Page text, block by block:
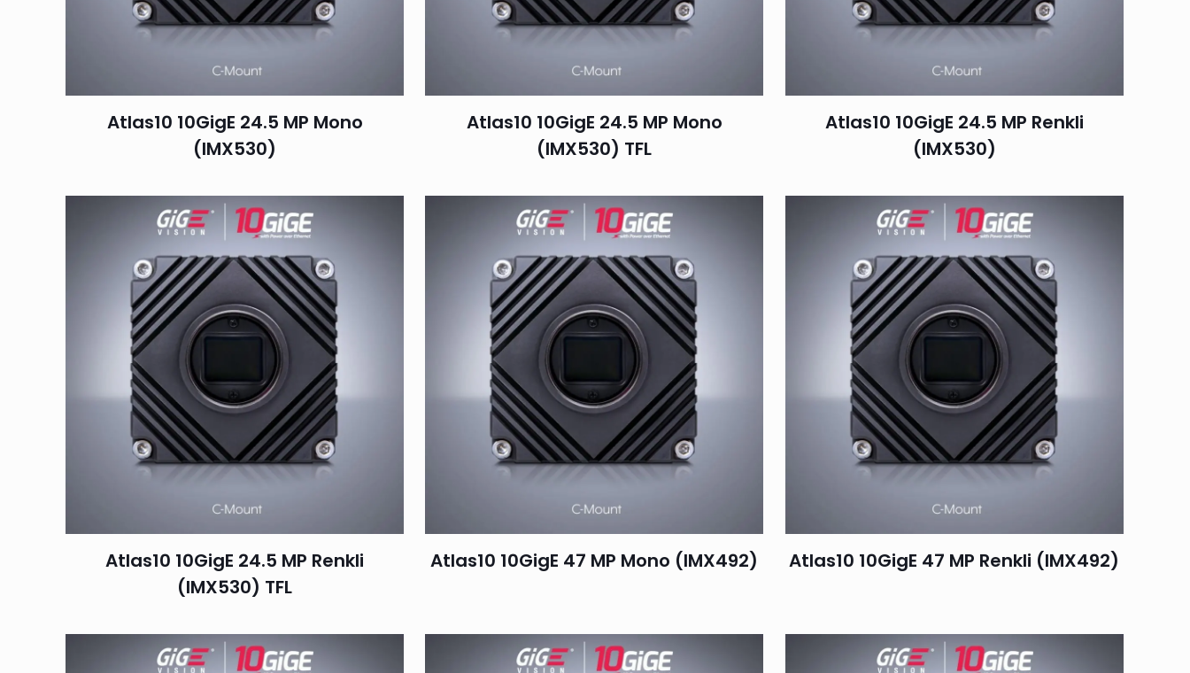
Atlas10 10GigE 24.5 MP Mono
(IMX530)
Atlas10 10GigE 24.5 MP Mono
(IMX530) TFL
Atlas10 10GigE 24.5 MP Renkli
(IMX530)
Atlas10 10GigE 24.5 MP Renkli
(IMX530) TFL
Atlas10 10GigE 47 MP Mono (IMX492) Atlas10 10GigE 47 MP Renkli (IMX492)